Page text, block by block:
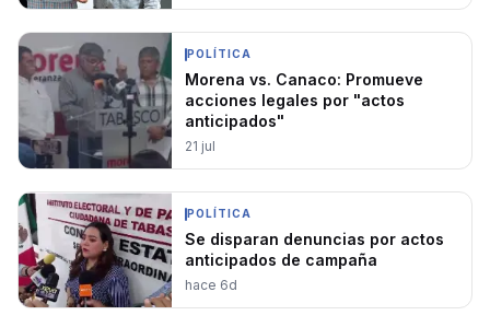
POLÍTICA
Morena vs. Canaco: Promueve
acciones legales por "actos
anticipados"
21 jul
POLÍTICA
Se disparan denuncias por actos
anticipados de campaña
hace 6d